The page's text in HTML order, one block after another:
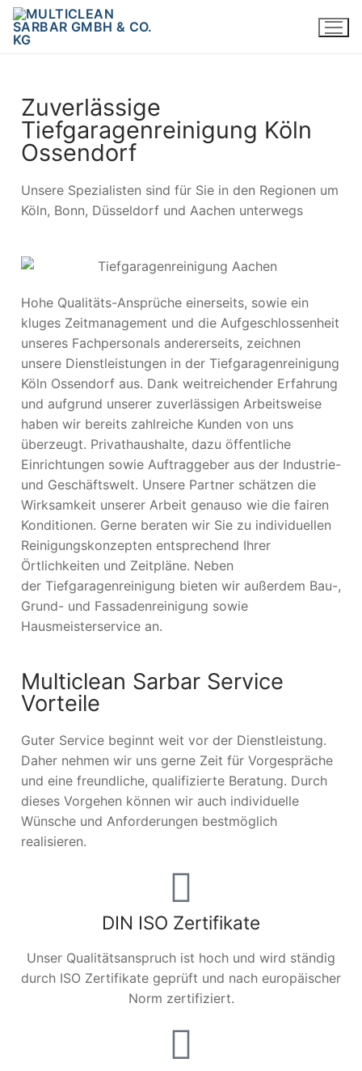
Zuverlässige
Tiefgaragenreinigung Köln
Ossendorf
Unsere Spezialisten sind für Sie in den Regionen um
Köln, Bonn, Düsseldorf und Aachen unterwegs
Hohe Qualitäts-Ansprüche einerseits, sowie ein
kluges Zeitmanagement und die Aufgeschlossenheit
unseres Fachpersonals andererseits, zeichnen
unsere Dienstleistungen in der Tiefgaragenreinigung
Köln Ossendorf aus. Dank weitreichender Erfahrung
und aufgrund unserer zuverlässigen Arbeitsweise
haben wir bereits zahlreiche Kunden von uns
überzeugt. Privathaushalte, dazu öffentliche
Einrichtungen sowie Auftraggeber aus der Industrie-
und Geschäftswelt. Unsere Partner schätzen die
Wirksamkeit unserer Arbeit genauso wie die fairen
Konditionen. Gerne beraten wir Sie zu individuellen
Reinigungskonzepten entsprechend Ihrer
Örtlichkeiten und Zeitpläne. Neben
der Tiefgaragenreinigung bieten wir außerdem Bau-,
Grund- und Fassadenreinigung sowie
Hausmeisterservice an.
Multiclean Sarbar Service
Vorteile
Guter Service beginnt weit vor der Dienstleistung.
Daher nehmen wir uns gerne Zeit für Vorgespräche
und eine freundliche, qualifizierte Beratung. Durch
dieses Vorgehen können wir auch individuelle
Wünsche und Anforderungen bestmöglich
realisieren.
DIN ISO Zertifikate
Unser Qualitätsanspruch ist hoch und wird ständig
durch ISO Zertifikate geprüft und nach europäischer
Norm zertifiziert.